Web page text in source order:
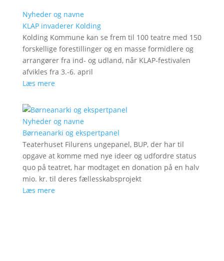
Nyheder og navne
KLAP invaderer Kolding
Kolding Kommune kan se frem til 100 teatre med 150
forskellige forestillinger og en masse formidlere og
arrangører fra ind- og udland, når KLAP-festivalen
afvikles fra 3.-6. april
Læs mere
Nyheder og navne
Børneanarki og ekspertpanel
Teaterhuset Filurens ungepanel, BUP, der har til
opgave at komme med nye ideer og udfordre status
quo på teatret, har modtaget en donation på en halv
mio. kr. til deres fællesskabsprojekt
Læs mere